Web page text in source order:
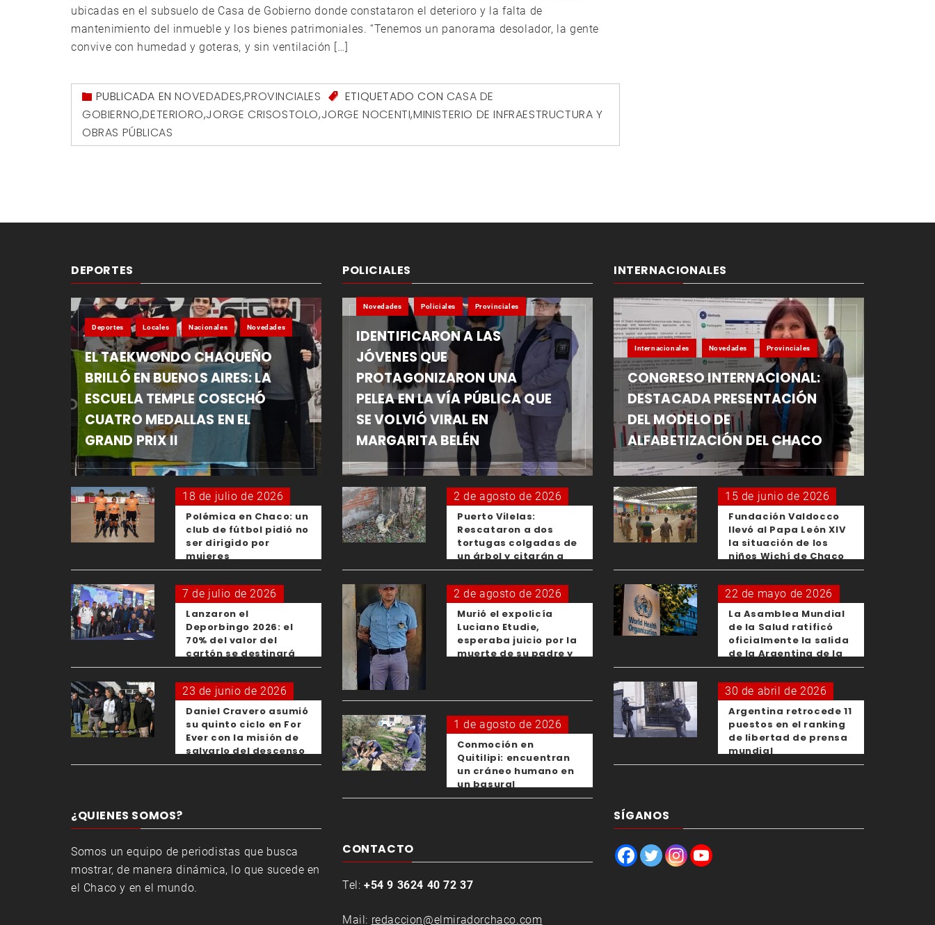
ubicadas en el subsuelo de Casa de Gobierno donde constataron el deterioro y la falta de
mantenimiento del inmueble y los bienes patrimoniales. “Tenemos un panorama desolador, la gente
convive con humedad y goteras, y sin ventilación […]
PUBLICADA ENNOVEDADES,PROVINCIALES ETIQUETADO CON CASA DE
GOBIERNO,DETERIORO,JORGE CRISOSTOLO,JORGE NOCENTI,MINISTERIO DE INFRAESTRUCTURA Y
OBRAS PÚBLICAS
DEPORTES
Deportes Locales Nacionales Novedades
EL TAEKWONDO CHAQUEÑO
BRILLÓ EN BUENOS AIRES: LA
ESCUELA TEMPLE COSECHÓ
CUATRO MEDALLAS EN EL
GRAND PRIX II
18 de julio de 2026
Polémica en Chaco: un
club de fútbol pidió no
ser dirigido por
mujeres
7 de julio de 2026
Lanzaron el
Deporbingo 2026: el
70% del valor del
cartón se destinará
para los clubes
23 de junio de 2026
Daniel Cravero asumió
su quinto ciclo en For
Ever con la misión de
salvarlo del descenso
¿QUIENES SOMOS?
Somos un equipo de periodistas que busca
mostrar, de manera dinámica, lo que sucede en
el Chaco y en el mundo.
POLICIALES
Novedades Policiales Provinciales
IDENTIFICARON A LAS
JÓVENES QUE
PROTAGONIZARON UNA
PELEA EN LA VÍA PÚBLICA QUE
SE VOLVIÓ VIRAL EN
MARGARITA BELÉN
2 de agosto de 2026
Puerto Vilelas:
Rescataron a dos
tortugas colgadas de
un árbol y citarán a
los padres de los
menores responsables
2 de agosto de 2026
Murió el expolicía
Luciano Etudie,
esperaba juicio por la
muerte de su padre y
1 de agosto de 2026
Conmoción en
Quitilipi: encuentran
un cráneo humano en
un basural
CONTACTO
Tel: +54 9 3624 40 72 37
Mail: redaccion@elmiradorchaco.com
INTERNACIONALES
Internacionales Novedades Provinciales
CONGRESO INTERNACIONAL:
DESTACADA PRESENTACIÓN
DEL MODELO DE
ALFABETIZACIÓN DEL CHACO
15 de junio de 2026
Fundación Valdocco
llevó al Papa León XIV
la situación de los
niños Wichí de Chaco
22 de mayo de 2026
La Asamblea Mundial
de la Salud ratificó
oficialmente la salida
de la Argentina de la
OMS
30 de abril de 2026
Argentina retrocede 11
puestos en el ranking
de libertad de prensa
mundial
SÍGANOS